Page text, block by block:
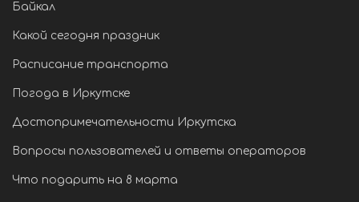
Байкал
Какой сегодня праздник
Расписание транспорта
Погода в Иркутске
Достопримечательности Иркутска
Вопросы пользователей и ответы операторов
Что подарить на 8 марта